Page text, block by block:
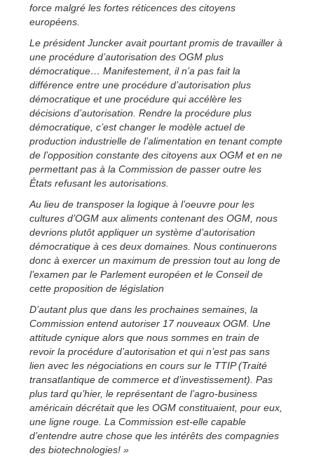
force malgré les fortes réticences des citoyens
européens.
Le président Juncker avait pourtant promis de travailler à
une procédure d’autorisation des OGM plus
démocratique… Manifestement, il n’a pas fait la
différence entre une procédure d’autorisation plus
démocratique et une procédure qui accélère les
décisions d’autorisation. Rendre la procédure plus
démocratique, c’est changer le modèle actuel de
production industrielle de l’alimentation en tenant compte
de l’opposition constante des citoyens aux OGM et en ne
permettant pas à la Commission de passer outre les
États refusant les autorisations.
Au lieu de transposer la logique à l’oeuvre pour les
cultures d’OGM aux aliments contenant des OGM, nous
devrions plutôt appliquer un système d’autorisation
démocratique à ces deux domaines. Nous continuerons
donc à exercer un maximum de pression tout au long de
l’examen par le Parlement européen et le Conseil de
cette proposition de législation
D’autant plus que dans les prochaines semaines, la
Commission entend autoriser 17 nouveaux OGM. Une
attitude cynique alors que nous sommes en train de
revoir la procédure d’autorisation et qui n’est pas sans
lien avec les négociations en cours sur le TTIP (Traité
transatlantique de commerce et d’investissement). Pas
plus tard qu’hier, le représentant de l’agro-business
américain décrétait que les OGM constituaient, pour eux,
une ligne rouge. La Commission est-elle capable
d’entendre autre chose que les intérêts des compagnies
des biotechnologies! »